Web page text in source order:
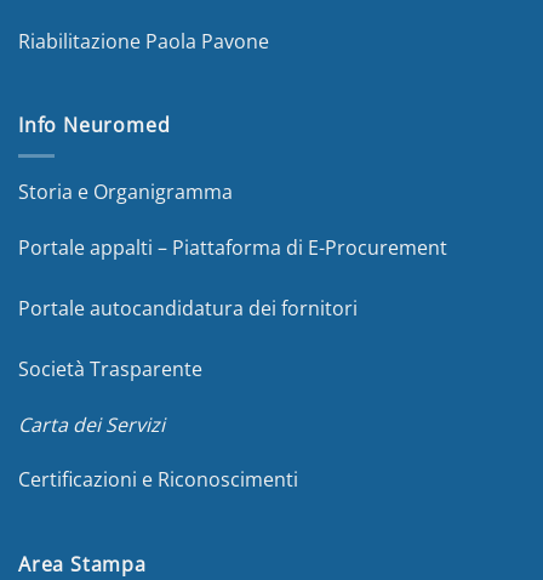
Riabilitazione Paola Pavone
Info Neuromed
Storia e Organigramma
Portale appalti – Piattaforma di E-Procurement
Portale autocandidatura dei fornitori
Società Trasparente
Carta dei Servizi
Certificazioni e Riconoscimenti
Area Stampa